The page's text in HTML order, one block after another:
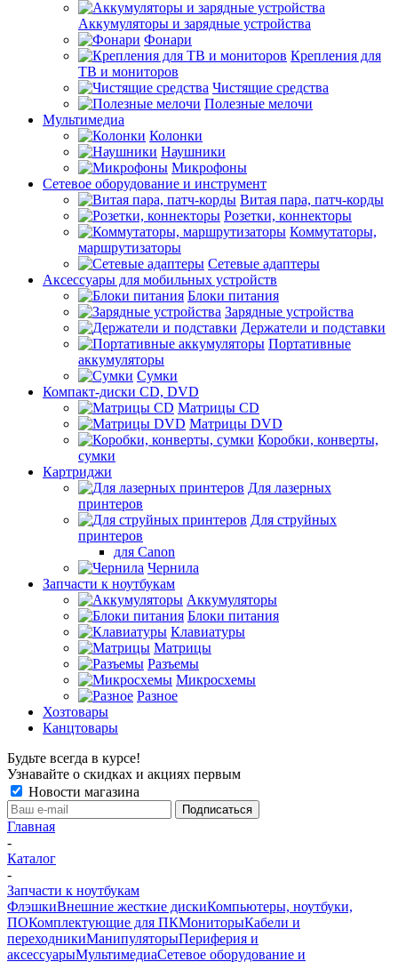
Аккумуляторы и зарядные устройства
Фонари
Крепления для
ТВ и мониторов
Чистящие средства
Полезные мелочи
Мультимедиа
Колонки
Наушники
Микрофоны
Сетевое оборудование и инструмент
Витая пара, патч-корды
Розетки, коннекторы
Коммутаторы,
маршрутизаторы
Сетевые адаптеры
Аксессуары для мобильных устройств
Блоки питания
Зарядные устройства
Держатели и подставки
Портативные
аккумуляторы
Сумки
Компакт-диски CD, DVD
Матрицы CD
Матрицы DVD
Коробки, конверты,
сумки
Картриджи
Для лазерных
принтеров
Для струйных
принтеров
для Canon
Чернила
Запчасти к ноутбукам
Аккумуляторы
Блоки питания
Клавиатуры
Матрицы
Разъемы
Микросхемы
Разное
Хозтовары
Канцтовары
Будьте всегда в курсе!
Узнавайте о скидках и акциях первым
Новости магазина
Главная
-
Каталог
-
Запчасти к ноутбукам
ФлэшкиВнешние жесткие дискиКомпьютеры, ноутбуки,
ПОКомплектующие для ПКМониторыКабели и
переходникиМанипуляторыПериферия и
аксессуарыМультимедиаСетевое оборудование и